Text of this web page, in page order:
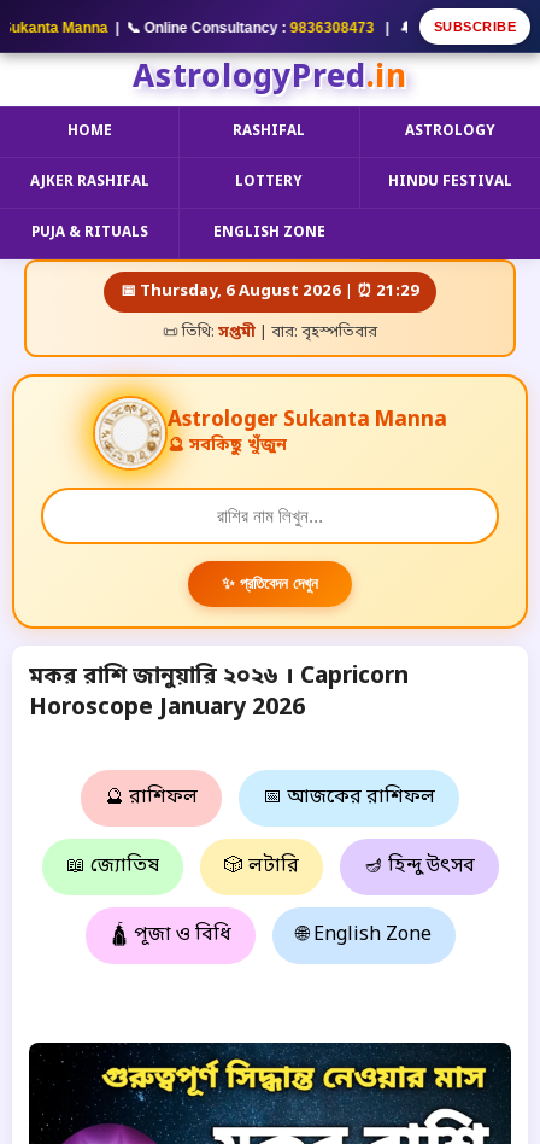
Manna| 📞 Online Consultancy :9836308473| 🔔 আমার YouTube
SUBSCRIBE
AstrologyPred.in
HOME RASHIFAL ASTROLOGY
AJKER RASHIFAL LOTTERY HINDU FESTIVAL
PUJA & RITUALS ENGLISH ZONE
📅 Thursday, 6 August 2026 | ⏰ 21:29
📜 তিথি: সপ্তমী | বার: বৃহস্পতিবার
Astrologer Sukanta Manna
🔮 সবকিছু খুঁজুন
✨ প্রতিবেদন দেখুন
মকর রাশি জানুয়ারি ২০২৬ । Capricorn
Horoscope January 2026
🔮 রাশিফল 📅 আজকের রাশিফল
📖 জ্যোতিষ 🎲 লটারি 🪔 হিন্দু উৎসব
🛕 পূজা ও বিধি 🌐 English Zone